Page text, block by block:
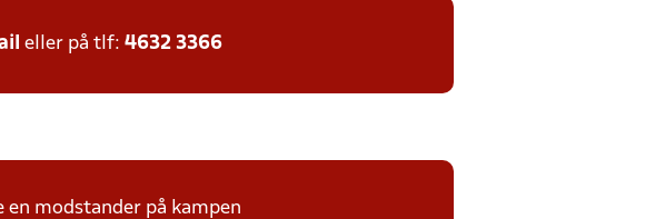
eller på tlf: 4632 3366
en modstander på kampen